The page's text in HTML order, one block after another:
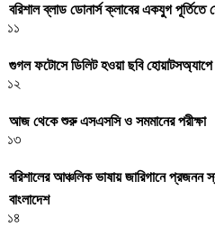
বরিশাল ব্লাড ডোনার্স ক্লাবের একযুগ পূর্তিতে
১১
গুগল ফটোসে ডিলিট হওয়া ছবি হোয়াটসঅ্যাপে
১২
আজ থেকে শুরু এসএসসি ও সমমানের পরীক্ষা
১৩
বরিশালের আঞ্চলিক ভাষায় জারিগানে প্রজনন
বাংলাদেশ
১৪